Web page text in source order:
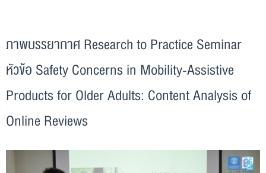
ภาพบรรยากาศ Research to Practice Seminar
หัวข้อ Safety Concerns in Mobility-Assistive
Products for Older Adults: Content Analysis of
Online Reviews